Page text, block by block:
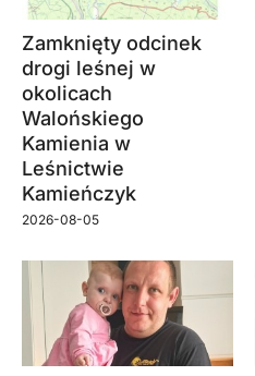
Zamknięty odcinek
drogi leśnej w
okolicach
Walońskiego
Kamienia w
Leśnictwie
Kamieńczyk
2026-08-05